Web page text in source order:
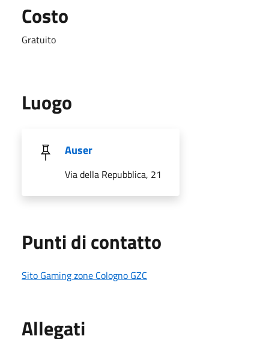
Costo
Gratuito
Luogo
Auser
Via della Repubblica, 21
Punti di contatto
Sito Gaming zone Cologno GZC
Allegati